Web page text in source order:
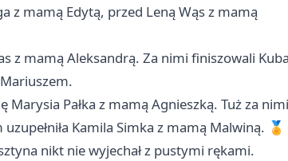
z mamą Edytą, przed Leną Wąs z mamą
z mamą Aleksandrą. Za nimi finiszowali Kuba
Pałka z mamą Agnieszką. Tuż za nimi
Kamila Simka z mamą Malwiną. 🏅
nikt nie wyjechał z pustymi rękami.